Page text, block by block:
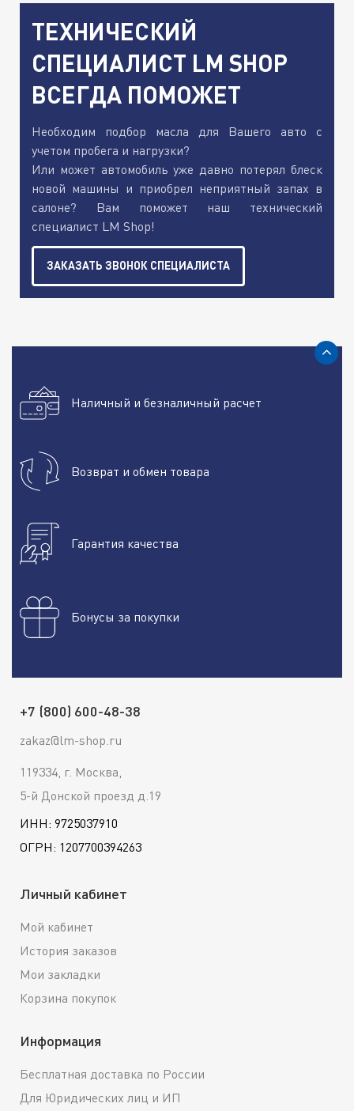
ТЕХНИЧЕСКИЙ
СПЕЦИАЛИСТ LM SHOP
ВСЕГДА ПОМОЖЕТ
Необходим подбор масла для Вашего авто с
учетом пробега и нагрузки?
Или может автомобиль уже давно потерял блеск
новой машины и приобрел неприятный запах в
салоне? Вам поможет наш технический
специалист LM Shop!
ЗАКАЗАТЬ ЗВОНОК СПЕЦИАЛИСТА
Наличный и безналичный расчет
Возврат и обмен товара
Гарантия качества
Бонусы за покупки
+7 (800) 600-48-38
zakaz@lm-shop.ru
119334, г. Москва,
5-й Донской проезд д.19
ИНН: 9725037910
ОГРН: 1207700394263
Личный кабинет
Мой кабинет
История заказов
Мои закладки
Корзина покупок
Информация
Бесплатная доставка по России
Для Юридических лиц и ИП